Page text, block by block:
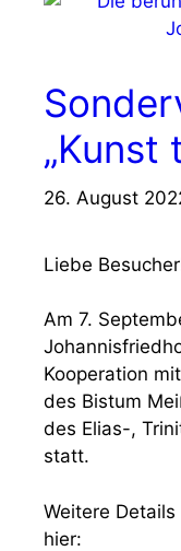
„Kunst
26. August
Liebe
Am 7.
Kooperation
des Bistum
des Elias-,
statt.
Weitere
hier: